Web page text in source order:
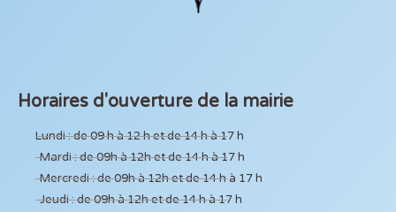
Horaires d'ouverture de la mairie
Lundi : de 09 h à 12 h et de 14 h à 17 h
Mardi : de 09h à 12h et de 14 h à 17 h
Mercredi : de 09h à 12h et de 14 h à 17 h
Jeudi : de 09h à 12h et de 14 h à 17 h